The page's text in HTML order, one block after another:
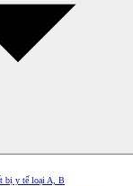
bị y tế loại A, B